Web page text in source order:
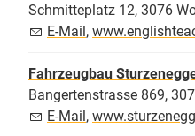
Schmitteplatz 12, 3076
E-Mail,
Fahrzeugbau
Bangertenstrasse 869,
E-Mail,